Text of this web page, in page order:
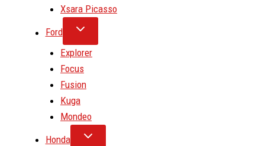
Xsara Picasso
Ford
Explorer
Focus
Fusion
Kuga
Mondeo
Honda